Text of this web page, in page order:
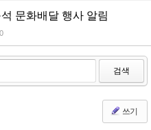
문화배달 행사 알림
검색
쓰기